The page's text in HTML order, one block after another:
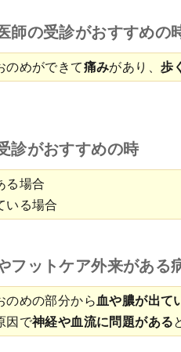
師の受診がおすすめの
のめができて痛みがあり、歩
診がおすすめの時
る場合
いる場合
フットケア外来がある
のめの部分から血や膿が出て
因で神経や血流に問題がある